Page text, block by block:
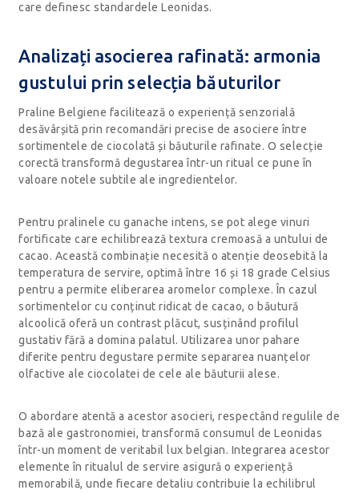
care definesc standardele Leonidas.
Analizați asocierea rafinată: armonia
gustului prin selecția băuturilor
Praline Belgiene facilitează o experiență senzorială
desăvârșită prin recomandări precise de asociere între
sortimentele de ciocolată și băuturile rafinate. O selecție
corectă transformă degustarea într-un ritual ce pune în
valoare notele subtile ale ingredientelor.
Pentru pralinele cu ganache intens, se pot alege vinuri
fortificate care echilibrează textura cremoasă a untului de
cacao. Această combinație necesită o atenție deosebită la
temperatura de servire, optimă între 16 și 18 grade Celsius
pentru a permite eliberarea aromelor complexe. În cazul
sortimentelor cu conținut ridicat de cacao, o băutură
alcoolică oferă un contrast plăcut, susținând profilul
gustativ fără a domina palatul. Utilizarea unor pahare
diferite pentru degustare permite separarea nuanțelor
olfactive ale ciocolatei de cele ale băuturii alese.
O abordare atentă a acestor asocieri, respectând regulile de
bază ale gastronomiei, transformă consumul de Leonidas
într-un moment de veritabil lux belgian. Integrarea acestor
elemente în ritualul de servire asigură o experiență
memorabilă, unde fiecare detaliu contribuie la echilibrul